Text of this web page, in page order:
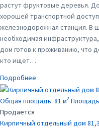
растут фруктовые деревья.
хорошей транспортной
железнодорожная станция. В
необходимая
дом готов к проживанию, что
кто ищет…
Подробнее
Общая площадь: 81 м2 Площадь
Продается
Кирпичный отдельный дом